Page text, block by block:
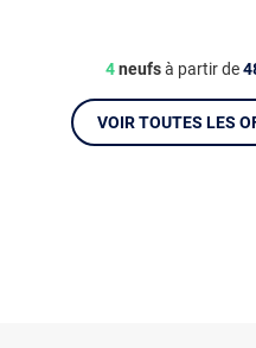
4neufsà partir de
VOIR TOUTES LES